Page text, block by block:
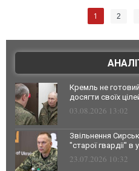
1 2
Кремль не
досягти своїх
03.08.2026 13:02
Звільнення
"старої гвардії" в
23.07.2026 10:32